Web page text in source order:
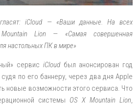
iCloud — «Ваши данные. На всех
Mountain Lion — «Самая совершенная
настольных ПК в мире»
сервис iCloudбыл анонсирован год
судя по его баннеру, через два дня Apple
новые возможности этого сервиса. Что
системы OS X Mountain Lion,